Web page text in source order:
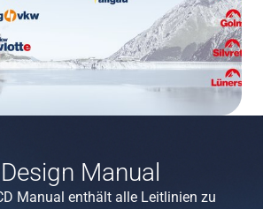
Manual
Manual enthält alle Leitlinien zu